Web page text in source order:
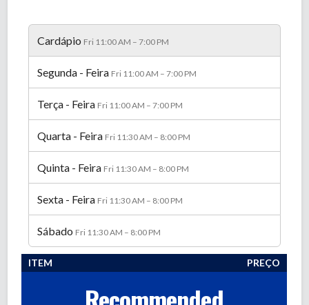
Cardápio Fri 11:00 AM – 7:00 PM
Segunda - Feira Fri 11:00 AM – 7:00 PM
Terça - Feira Fri 11:00 AM – 7:00 PM
Quarta - Feira Fri 11:30 AM – 8:00 PM
Quinta - Feira Fri 11:30 AM – 8:00 PM
Sexta - Feira Fri 11:30 AM – 8:00 PM
Sábado Fri 11:30 AM – 8:00 PM
ITEM PREÇO